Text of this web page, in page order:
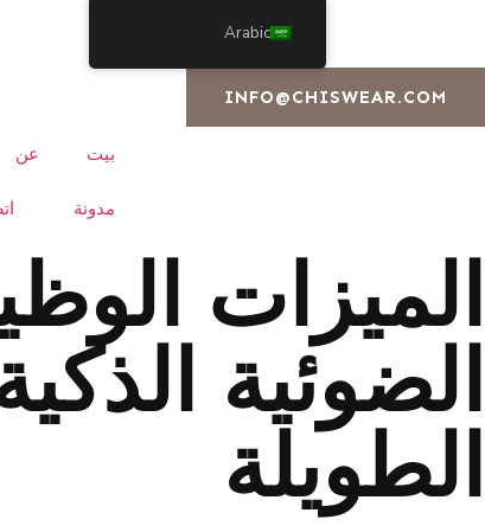
INFO@CHISWEAR.COM
بيت عن
مدونة
الميزات
الطويلة
Arabic